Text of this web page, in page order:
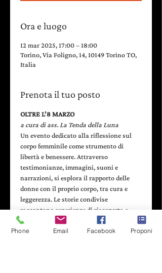
Ora e luogo
12 mar 2025, 17:00 – 18:00
Torino, Via Foligno, 14, 10149 Torino TO,
Italia
Prenota il tuo posto
OLTRE L’8 MARZO
a cura di ass. La Tenda della Luna
Un evento dedicato alla riflessione sul
corpo femminile come strumento di
libertà e benessere. Attraverso
testimonianze, immagini, suoni e
narrazioni, si esplora il rapporto delle
donne con il proprio corpo, tra cura e
leggerezza. Le storie condivise
raccontano esperienze di riscoperta e
accettazione di sé, sfidando stereotipi e
imposizioni sociali. Un invito a
Phone Email Facebook Proponi